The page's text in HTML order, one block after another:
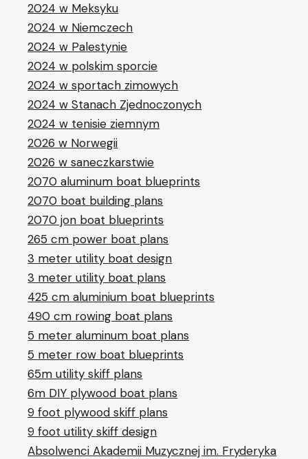
2024 w Meksyku
2024 w Niemczech
2024 w Palestynie
2024 w polskim sporcie
2024 w sportach zimowych
2024 w Stanach Zjednoczonych
2024 w tenisie ziemnym
2026 w Norwegii
2026 w saneczkarstwie
2070 aluminum boat blueprints
2070 boat building plans
2070 jon boat blueprints
265 cm power boat plans
3 meter utility boat design
3 meter utility boat plans
425 cm aluminium boat blueprints
490 cm rowing boat plans
5 meter aluminum boat plans
5 meter row boat blueprints
65m utility skiff plans
6m DIY plywood boat plans
9 foot plywood skiff plans
9 foot utility skiff design
Absolwenci Akademii Muzycznej im. Fryderyka